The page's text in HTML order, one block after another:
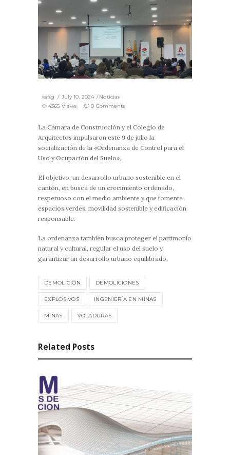
xafsg July 10, 2024
Noticias
4365 Views
0 Comments
La Cámara de Construcción y el Colegio de
Arquitectos impulsaron este 9 de julio la
socialización de la «Ordenanza de Control para el
Uso y Ocupación del Suelo».
El objetivo, un desarrollo urbano sostenible en el
cantón, en busca de un crecimiento ordenado,
respetuoso con el medio ambiente y que fomente
espacios verdes, movilidad sostenible y edificación
responsable.
La ordenanza también busca proteger el patrimonio
natural y cultural, regular el uso del suelo y
garantizar un desarrollo urbano equilibrado.
DEMOLICIÓN DEMOLICIONES
EXPLOSIVOS INGENIERÍA EN MINAS
MINAS VOLADURAS
Related Posts